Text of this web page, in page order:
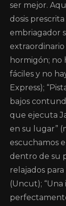
ser mejor.
dosis
embriagador
hormigón; no
fáciles y no
Express);
bajos
que ejecuta
en su lugar”
escuchamos
dentro de su
relajados
(Uncut);